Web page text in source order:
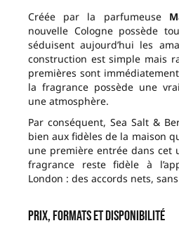
Créée par la parfumeuse
nouvelle Cologne possède
séduisent aujourd’hui les
construction est simple mais
premières sont
la fragrance possède une
une atmosphère.
Par conséquent, Sea Salt &
bien aux fidèles de la maison
une première entrée dans cet
fragrance reste fidèle à
London : des accords nets,
Prix, formats et disponibilité